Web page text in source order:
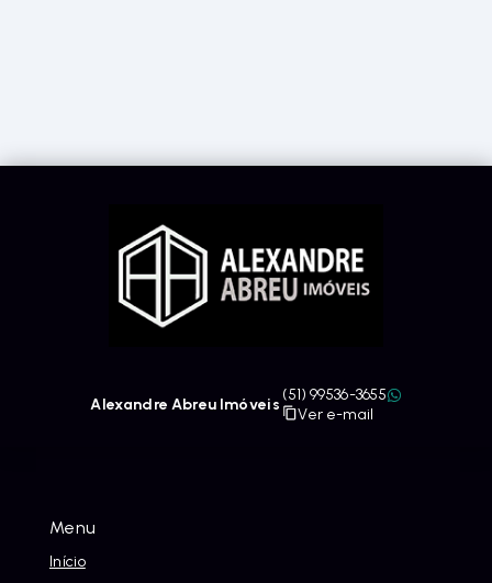
Menu
Início
Alexandre Abreu Imóveis
(51) 99536-3655
Ver e-mail